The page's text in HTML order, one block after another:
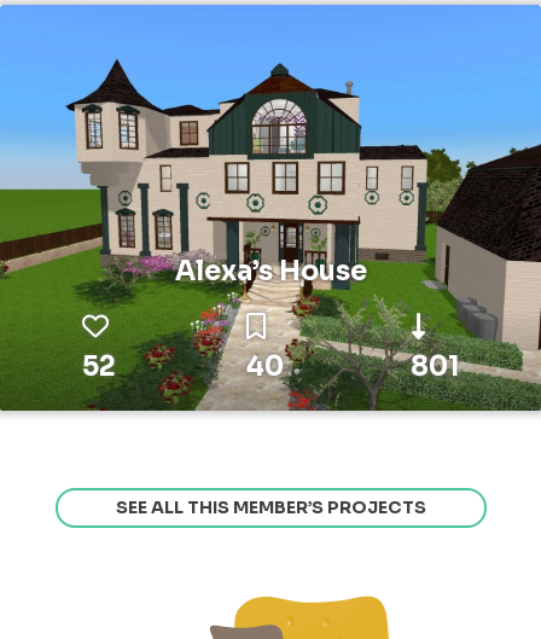
Alexa’s House
52 40 801
SEE ALL THIS MEMBER’S PROJECTS